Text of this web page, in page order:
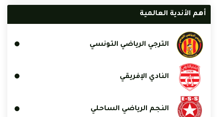
أهم الأندية العالمية
الترجي الرياضي التونسي
النادي الإفريقي
النجم الرياضي الساحلي